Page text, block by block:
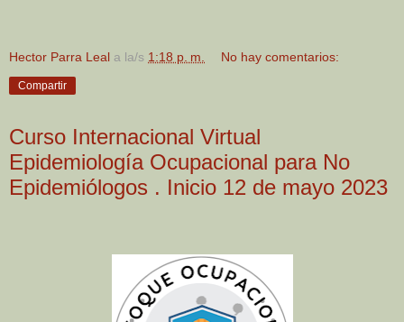
Hector Parra Leal a la/s 1:18 p. m. No hay comentarios:
Compartir
Curso Internacional Virtual
Epidemiología Ocupacional para No
Epidemiólogos . Inicio 12 de mayo 2023